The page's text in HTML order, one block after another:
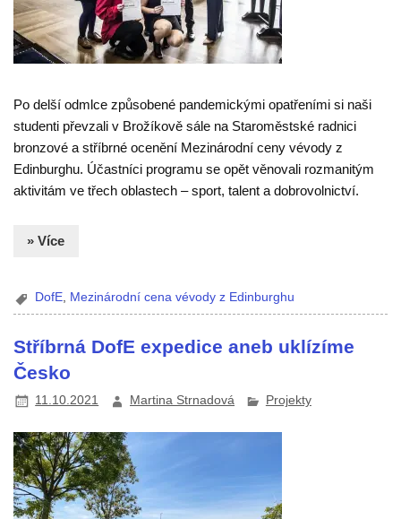
Po delší odmlce způsobené pandemickými opatřeními si naši
studenti převzali v Brožíkově sále na Staroměstské radnici
bronzové a stříbrné ocenění Mezinárodní ceny vévody z
Edinburghu. Účastníci programu se opět věnovali rozmanitým
aktivitám ve třech oblastech – sport, talent a dobrovolnictví.
» Více
DofE, Mezinárodní cena vévody z Edinburghu
Stříbrná DofE expedice aneb uklízíme
Česko
11.10.2021 Martina Strnadová Projekty